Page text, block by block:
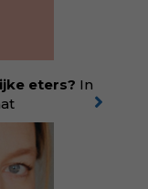
die
Dat voelt je
krijg 10%
eters? In
Rolinde
achter
Met